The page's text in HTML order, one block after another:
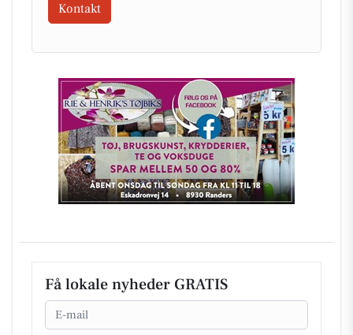
Kontakt
Få lokale nyheder GRATIS
Email